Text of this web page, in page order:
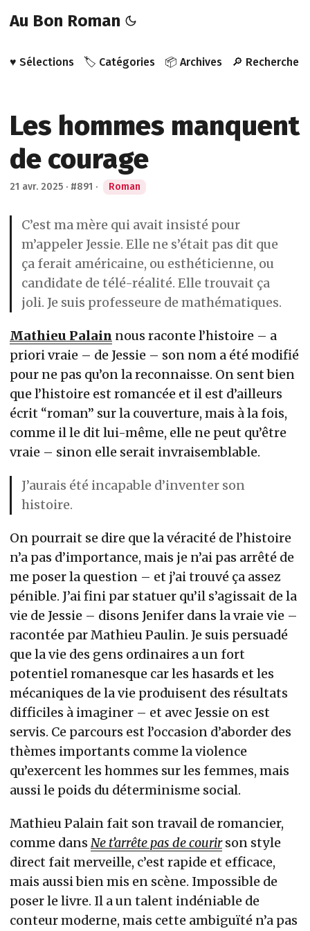
Au Bon Roman
♥️ Sélections 🏷️ Catégories 📦 Archives 🔎 Recherche
Les hommes manquent
de courage
21 avr. 2025 · #891 · Roman
C’est ma mère qui avait insisté pour
m’appeler Jessie. Elle ne s’était pas dit que
ça ferait américaine, ou esthéticienne, ou
candidate de télé-réalité. Elle trouvait ça
joli. Je suis professeure de mathématiques.
Mathieu Palain nous raconte l’histoire – a
priori vraie – de Jessie – son nom a été modifié
pour ne pas qu’on la reconnaisse. On sent bien
que l’histoire est romancée et il est d’ailleurs
écrit “roman” sur la couverture, mais à la fois,
comme il le dit lui-même, elle ne peut qu’être
vraie – sinon elle serait invraisemblable.
J’aurais été incapable d’inventer son
histoire.
On pourrait se dire que la véracité de l’histoire
n’a pas d’importance, mais je n’ai pas arrêté de
me poser la question – et j’ai trouvé ça assez
pénible. J’ai fini par statuer qu’il s’agissait de la
vie de Jessie – disons Jenifer dans la vraie vie –
racontée par Mathieu Paulin. Je suis persuadé
que la vie des gens ordinaires a un fort
potentiel romanesque car les hasards et les
mécaniques de la vie produisent des résultats
difficiles à imaginer – et avec Jessie on est
servis. Ce parcours est l’occasion d’aborder des
thèmes importants comme la violence
qu’exercent les hommes sur les femmes, mais
aussi le poids du déterminisme social.
Mathieu Palain fait son travail de romancier,
comme dansNe t’arrête pas de courirson style
direct fait merveille, c’est rapide et efficace,
mais aussi bien mis en scène. Impossible de
poser le livre. Il a un talent indéniable de
conteur moderne, mais cette ambiguïté n’a pas